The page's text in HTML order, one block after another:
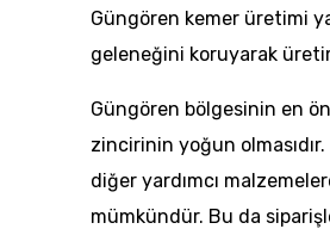
Güngören kemer üretimi
geleneğini koruyarak
Güngören bölgesinin en
zincirinin yoğun
diğer yardımcı
mümkündür. Bu da